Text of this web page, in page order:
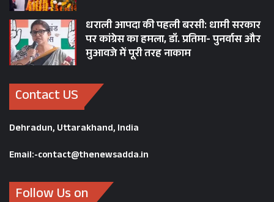
धराली आपदा की पहली बरसी: धामी सरकार
पर कांग्रेस का हमला, डॉ. प्रतिमा- पुनर्वास और
मुआवजे में पूरी तरह नाकाम
Contact US
Dehradun, Uttarakhand, India
Email:-contact@thenewsadda.in
Follow Us on